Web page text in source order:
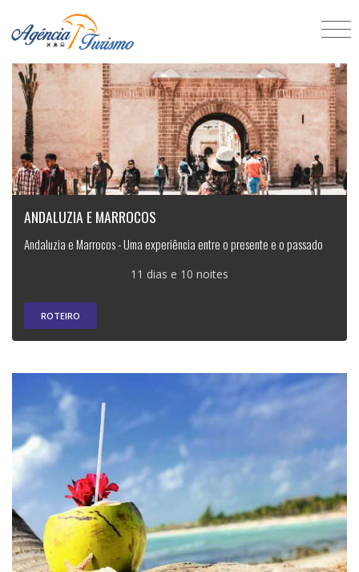
ANDALUZIA E MARROCOS
Andaluzia e Marrocos - Uma experiência entre o presente e o passado
11 dias e 10 noites
ROTEIRO